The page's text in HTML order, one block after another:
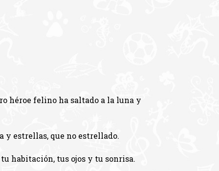
héroe felino ha saltado a la luna y
y estrellas, que no estrellado.
habitación, tus ojos y tu sonrisa.